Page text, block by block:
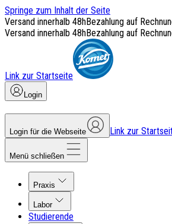
Springe zum Inhalt der Seite
Versand innerhalb 48hBezahlung auf
Versand innerhalb 48hBezahlung auf
Link zur Startseite
Login
Login für die Webseite Link zur
Menü schließen
Praxis
Labor
Studierende